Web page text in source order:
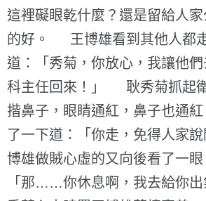
這裡礙眼乾什麼？還是留給人
的好。 王博雄看到其他人都
道：「秀菊，你放心，我讓他
科主任回來！」 耿秀菊抓起
揩鼻子，眼睛通紅，鼻子也通
了一下道：「你走，免得人家
博雄做賊心虛的又向後看了一眼
「那……你休息啊，我去給